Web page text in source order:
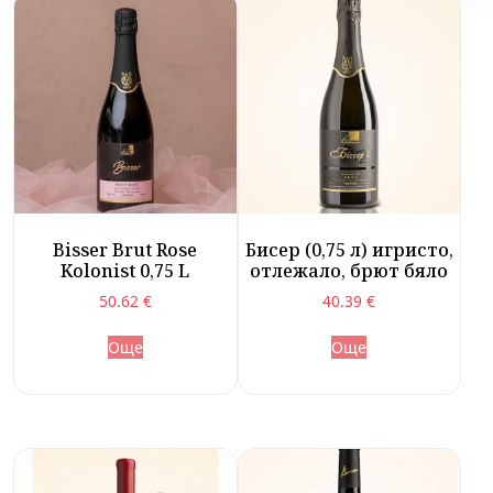
Bisser Brut Rose
Kolonist 0,75 L
50.62 €
Още
Бисер (0,75 л) игристо,
отлежало, брют бяло
40.39€
Още